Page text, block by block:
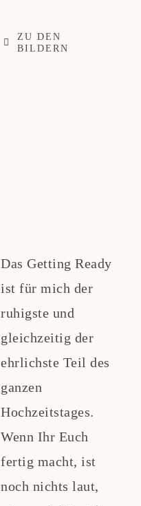
ZU DEN
BILDERN
Das Getting Ready
ist für mich der
ruhigste und
gleichzeitig der
ehrlichste Teil des
ganzen
Hochzeitstages.
Wenn Ihr Euch
fertig macht, ist
noch nichts laut,